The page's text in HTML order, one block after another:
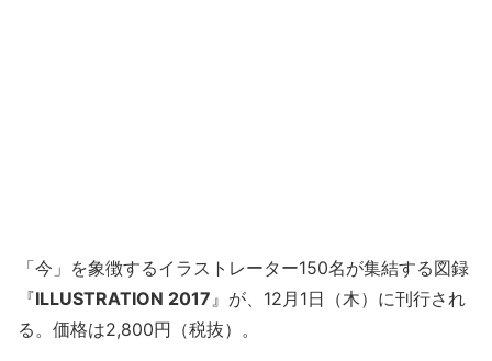
「今」を象徴するイラストレーター150名が集結する図録
『ILLUSTRATION 2017』が、12月1日（木）に刊行され
る。価格は2,800円（税抜）。